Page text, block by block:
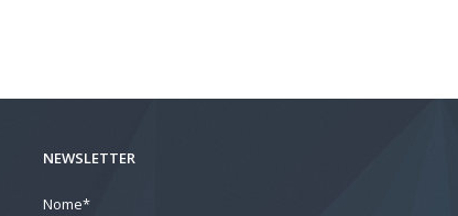
NEWSLETTER
Nome*